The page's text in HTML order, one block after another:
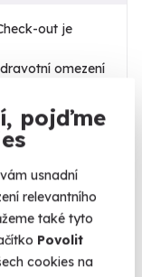
pojďme
usnadní
relevantního
také tyto
Povolit
cookies na
out je
omezení